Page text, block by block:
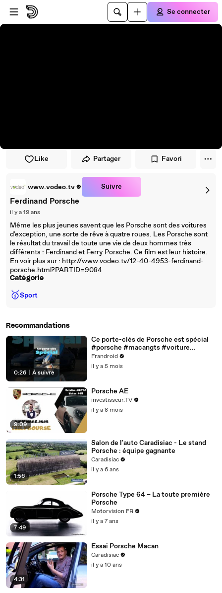
Passer au player
Passer au contenu principal
Se connecter
Like Partager Favori
www.vodeo.tv Suivre
Ferdinand Porsche
il y a 19 ans
Même les plus jeunes savent que les Porsche sont des voitures
d'exception, une sorte de rêve à quatre roues. Les Porsche sont
le résultat du travail de toute une vie de deux hommes très
différents : Ferdinand et Ferry Porsche. Ce film est leur histoire.
En voir plus sur : http://www.vodeo.tv/12-40-4953-ferdinand-
porsche.html?PARTID=9084
Catégorie
🥇Sport
Recommandations
0:26 À suivre
Ce porte-clés de Porsche est spécial
#porsche #macangts #voiture
#shorts
Frandroid
il y a 5 mois
9:09
Porsche AE
investisseur.TV
il y a 8 mois
1:56
Salon de l'auto Caradisiac - Le stand
Porsche : équipe gagnante
Caradisiac
il y a 6 ans
7:49
Porsche Type 64 – La toute première
Porsche
Motorvision FR
il y a 7 ans
4:31
Essai Porsche Macan
Caradisiac
il y a 10 ans